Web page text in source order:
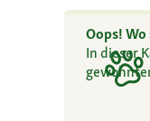
Oops!
In dieser